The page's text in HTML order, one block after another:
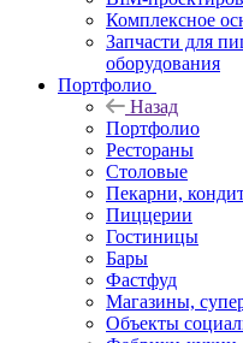
Комплексное
Запчасти для
оборудования
Портфолио
Назад
Портфолио
Рестораны
Столовые
Пекарни,
Пиццерии
Гостиницы
Бары
Фастфуд
Магазины,
Объекты